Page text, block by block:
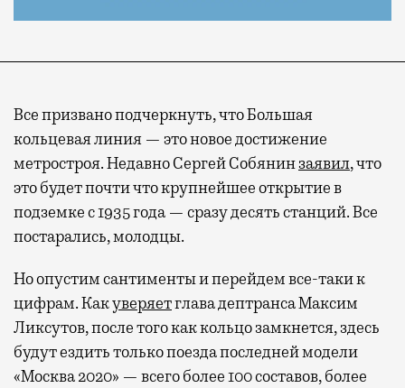
Все призвано подчеркнуть, что Большая
кольцевая линия — это новое достижение
метростроя. Недавно Сергей Собянинзаявил, что
это будет почти что крупнейшее открытие в
подземке с 1935 года — сразу десять станций. Все
постарались, молодцы.
Но опустим сантименты и перейдем все-таки к
цифрам. Какуверяетглава дептранса Максим
Ликсутов, после того как кольцо замкнется, здесь
будут ездить только поезда последней модели
«Москва 2020» — всего более 100 составов, более